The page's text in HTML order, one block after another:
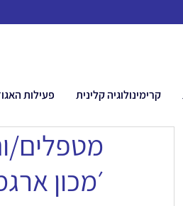
קרימינולוגיה קלינית פעילות
מטפלים/
׳מכון